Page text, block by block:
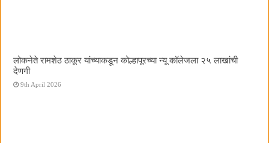
लोकनेते रामशेठ ठाकूर यांच्याकडून कोल्हापूरच्या न्यू कॉलेजला २५ लाखांची
देणगी
9th April 2026